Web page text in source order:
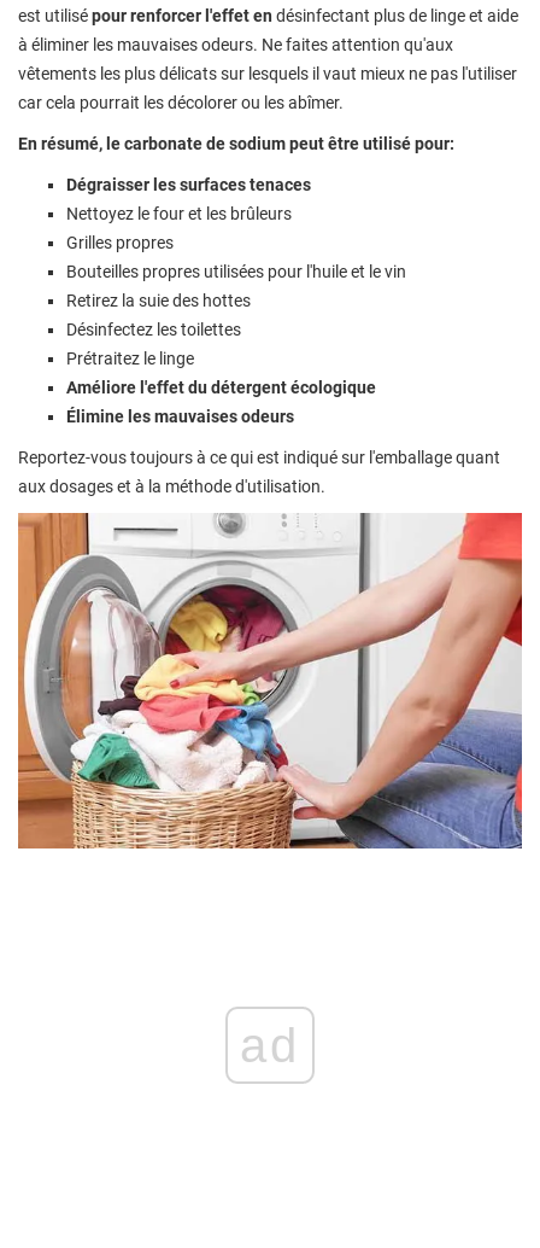
est utilisépour renforcer l'effet en désinfectant plus de linge et aide
à éliminer les mauvaises odeurs. Ne faites attention qu'aux
vêtements les plus délicats sur lesquels il vaut mieux ne pas l'utiliser
car cela pourrait les décolorer ou les abîmer.
En résumé, le carbonate de sodium peut être utilisé pour:
Dégraisser les surfaces tenaces
Nettoyez le four et les brûleurs
Grilles propres
Bouteilles propres utilisées pour l'huile et le vin
Retirez la suie des hottes
Désinfectez les toilettes
Prétraitez le linge
Améliore l'effet du détergent écologique
Élimine les mauvaises odeurs
Reportez-vous toujours à ce qui est indiqué sur l'emballage quant
aux dosages et à la méthode d'utilisation.
ad